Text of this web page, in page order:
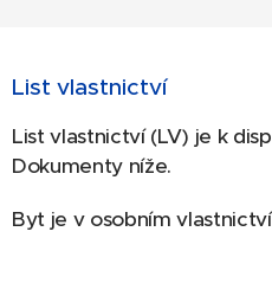
List vlastnictví
List vlastnictví (LV) je k
Dokumenty níže.
Byt je v osobním